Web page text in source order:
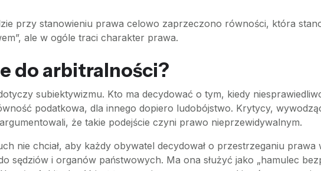
przy stanowieniu prawa celowo zaprzeczono równości, która
ale w ogóle traci charakter prawa.
do arbitralności?
subiektywizmu. Kto ma decydować o tym, kiedy
podatkowa, dla innego dopiero ludobójstwo. Krytycy,
że takie podejście czyni prawo nieprzewidywalnym.
nie chciał, aby każdy obywatel decydował o przestrzeganiu prawa
sędziów i organów państwowych. Ma ona służyć jako „hamulec